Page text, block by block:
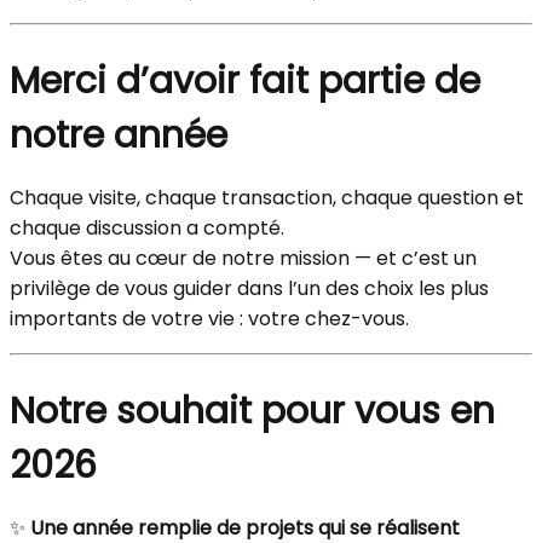
Merci d’avoir fait partie de
notre année
Chaque visite, chaque transaction, chaque question et
chaque discussion a compté.
Vous êtes au cœur de notre mission — et c’est un
privilège de vous guider dans l’un des choix les plus
importants de votre vie : votre chez-vous.
Notre souhait pour vous en
2026
✨ Une année remplie de projets qui se réalisent